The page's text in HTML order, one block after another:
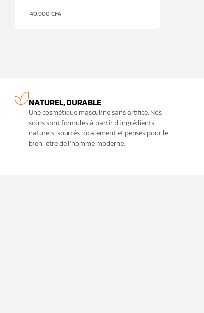
40.900CFA
NATUREL, DURABLE
Une cosmétique masculine sans artifice. Nos
soins sont formulés à partir d’ingrédients
naturels, sourcés localement et pensés pour le
bien-être de l’homme moderne.